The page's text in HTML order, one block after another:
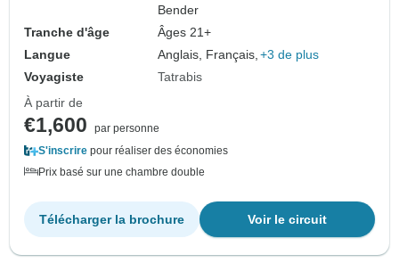
Bender
Tranche d'âge
Âges 21+
Langue
Anglais, Français, +3 de plus
Voyagiste
Tatrabis
À partir de
€1,600
par personne
S'inscrire pour réaliser des économies
Prix basé sur une chambre double
Voir le circuit
Télécharger la brochure